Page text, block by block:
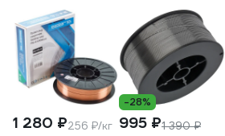
1 280 ₽256 ₽/кг
-28%
995 ₽1 390 ₽